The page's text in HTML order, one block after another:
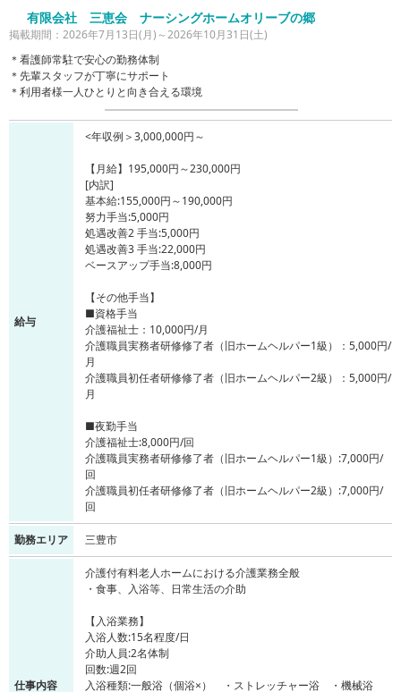
有限会社 三恵会 ナーシングホームオリーブの郷
掲載期間：2026年7月13日(月)～2026年10月31日(土)
＊看護師常駐で安心の勤務体制
＊先輩スタッフが丁寧にサポート
＊利用者様一人ひとりと向き合える環境
給与
<年収例＞3,000,000円～
【月給】195,000円～230,000円
[内訳]
基本給:155,000円～190,000円
努力手当:5,000円
処遇改善2 手当:5,000円
処遇改善3 手当:22,000円
ベースアップ手当:8,000円
【その他手当】
■資格手当
介護福祉士：10,000円/月
介護職員実務者研修修了者（旧ホームヘルパー1級）：5,000円/
月
介護職員初任者研修修了者（旧ホームヘルパー2級）：5,000円/
月
■夜勤手当
介護福祉士:8,000円/回
介護職員実務者研修修了者（旧ホームヘルパー1級）:7,000円/
回
介護職員初任者研修修了者（旧ホームヘルパー2級）:7,000円/
回
勤務エリア 三豊市
仕事内容
介護付有料老人ホームにおける介護業務全般
・食事、入浴等、日常生活の介助
【入浴業務】
入浴人数:15名程度/日
介助人員:2名体制
回数:週2回
入浴種類:一般浴（個浴×） ・ストレッチャー浴 ・機械浴